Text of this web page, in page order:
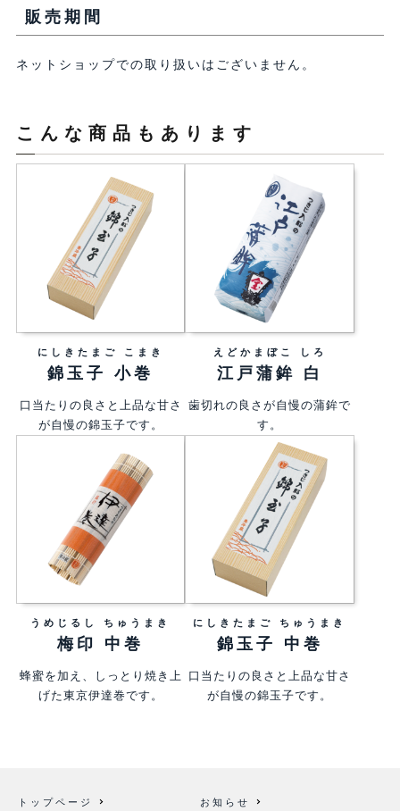
販売期間
ネットショップでの取り扱いはございません。
こんな商品もあります
にしきたまご こまき
錦玉子 小巻
口当たりの良さと上品な甘さ
が自慢の錦玉子です。
えどかまぼこ しろ
江戸蒲鉾 白
歯切れの良さが自慢の蒲鉾で
す。
うめじるし ちゅうまき
梅印 中巻
蜂蜜を加え、しっとり焼き上
げた東京伊達巻です。
にしきたまご ちゅうまき
錦玉子 中巻
口当たりの良さと上品な甘さ
が自慢の錦玉子です。
トップページ お知らせ